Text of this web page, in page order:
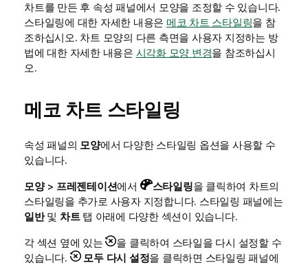
차트를 만든 후 속성 패널에서 모양을 조정할 수 있습니다.
스타일링에 대한 자세한 내용은 메코 차트 스타일링을 참
조하십시오. 차트 모양의 다른 측면을 사용자 지정하는 방
법에 대한 자세한 내용은 시각화 모양 변경을 참조하십시
오.
메코 차트 스타일링
속성 패널의 모양에서 다양한 스타일링 옵션을 사용할 수
있습니다.
모양> 프레젠테이션에서 스타일링을 클릭하여 차트의
스타일링을 추가로 사용자 지정합니다. 스타일링 패널에는
일반및 차트탭 아래에 다양한 섹션이 있습니다.
각 섹션 옆에 있는
을 클릭하여 스타일을 다시 설정할 수
있습니다.
모두 다시 설정을 클릭하면 스타일링 패널에